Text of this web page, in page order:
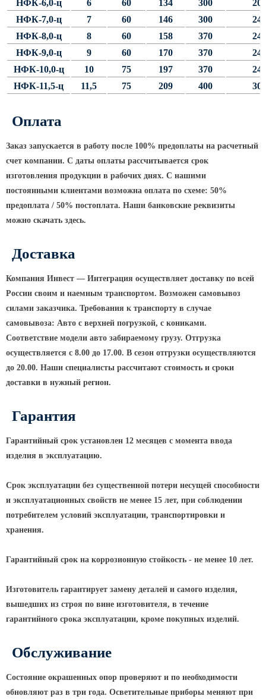
ограждений
Светильники специального
назначения
Уличные фонари 2 метра
Уличные фонари 6 метров
Уличные фонари 1 метр
Антивандальные светильники и
ЗАКЛАДНЫЕ ДЕТАЛИ
МАФ (МАЛЫЕ АРХИТЕКТУРНЫЕ ФОРМЫ)
НФК-6,0-ц 6 60 134 300
200
НФК-7,0-ц
7 60 146 300
240
НФК-8,0-ц
8 60 158 370
240
НФК-9,0-ц
9 60 170 370
240
НФК-10,0-ц
10 75 197 370
240
НФК-11,5-ц
11,5 75 209 400 300
Оплата
Заказ запускается в работу после 100% предоплаты на расчетный
счет компании. С даты оплаты рассчитывается срок
изготовления продукции в рабочих днях. С нашими
постоянными клиентами возможна оплата по схеме: 50%
предоплата / 50% постоплата. Наши банковские реквизиты
можно скачать здесь.
Доставка
Компания Инвест — Интеграция осуществляет доставку по всей
России своим и наемным транспортом. Возможен самовывоз
силами заказчика. Требования к транспорту в случае
самовывоза: Авто с верхней погрузкой, с кониками.
Соответствие модели авто забираемому грузу. Отгрузка
осуществляется с 8.00 до 17.00. В сезон отгрузки осуществляются
до 20.00. Наши специалисты рассчитают стоимость и сроки
доставки в нужный регион.
Гарантия
Гарантийный срок установлен 12 месяцев с момента ввода
изделия в эксплуатацию.
Срок эксплуатации без существенной потери несущей способности
и эксплуатационных свойств не менее 15 лет, при соблюдении
потребителем условий эксплуатации, транспортировки и
хранения.
Гарантийный срок на коррозионную стойкость - не менее 10 лет.
Изготовитель гарантирует замену деталей и самого изделия,
вышедших из строя по вине изготовителя, в течение
гарантийного срока эксплуатации, кроме покупных изделий.
Обслуживание
Состояние окрашенных опор проверяют и по необходимости
обновляют раз в три года. Осветительные приборы меняют при